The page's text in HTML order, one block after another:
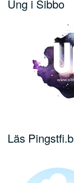
Ung i Sibbo
Läs